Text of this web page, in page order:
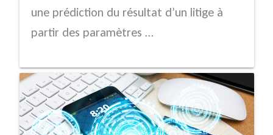
une prédiction du résultat d’un litige à
partir des paramètres …